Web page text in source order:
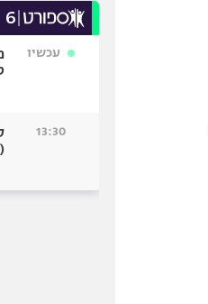
עכשיו
13:30